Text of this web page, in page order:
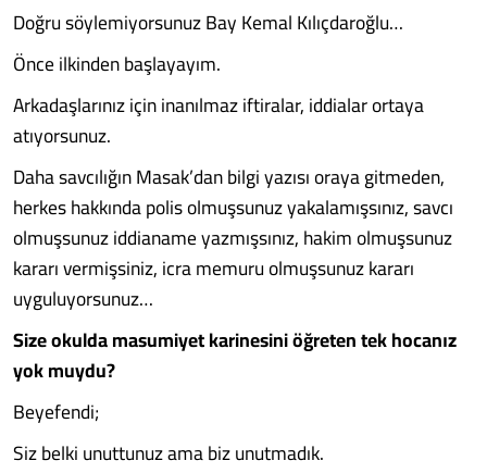
Doğru söylemiyorsunuz Bay Kemal Kılıçdaroğlu…
Önce ilkinden başlayayım.
Arkadaşlarınız için inanılmaz iftiralar, iddialar ortaya
atıyorsunuz.
Daha savcılığın Masak’dan bilgi yazısı oraya gitmeden,
herkes hakkında polis olmuşsunuz yakalamışsınız, savcı
olmuşsunuz iddianame yazmışsınız, hakim olmuşsunuz
kararı vermişsiniz, icra memuru olmuşsunuz kararı
uyguluyorsunuz…
Size okulda masumiyet karinesini öğreten tek hocanız
yok muydu?
Beyefendi;
Siz belki unuttunuz ama biz unutmadık.